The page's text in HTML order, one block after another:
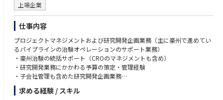
【資格 / License】
＜必須 / Mandatory＞
•Master’s degree in public health or equivalent (individuals holding Data
Science/Engineering/Pharmaceutical science/biostatistics degree are acc
eptable, but should have had the sufficient experience specialized in clini
cal development/epidemiological research)
＜歓迎 / Nice to have＞
•PhD in Data Science/Engineering/Pharmaceutical science/biostatistics
or MD degree is desirable
上場企業
仕事内容
プロジェクトマネジメントおよび研究開発企画業務（主に豪州で進めてい
るパイプラインの治験オペレーションのサポート業務）
・豪州治験の統括サポート（CROのマネジメントも含め）
・研究開発業務にかかわる予算の策定・管理経験
・子会社管理も含めた研究開発企画業務
・研究チームとの連携
求める経験 / スキル